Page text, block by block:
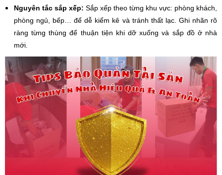
Nguyên tắc sắp xếp: Sắp xếp theo từng khu vực: phòng khách,
phòng ngủ, bếp… để dễ kiểm kê và tránh thất lạc. Ghi nhãn rõ
ràng từng thùng để thuận tiện khi dỡ xuống và sắp đồ ở nhà
mới.